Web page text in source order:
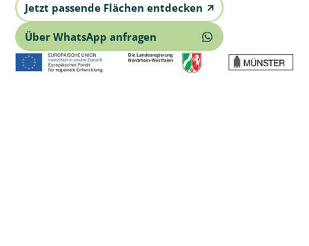
Jetzt passende Flächen entdecken 🡭
Über WhatsApp anfragen